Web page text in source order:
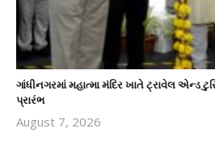
ગાંધીનગરમાં મહાત્મા મંદિર ખાતે ટ્રાવેલ એન્ડ
પ્રારંભ
August 7, 2026